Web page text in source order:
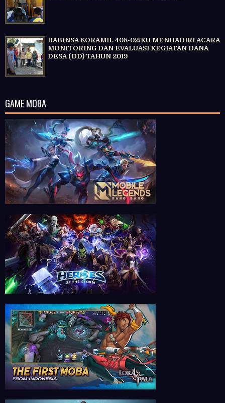
BABINSA KORAMIL 408-02/KU MENHADIRI ACARA
MONITORING DAN EVALUASI KEGIATAN DANA
DESA (DD) TAHUN 2019
GAME MOBA